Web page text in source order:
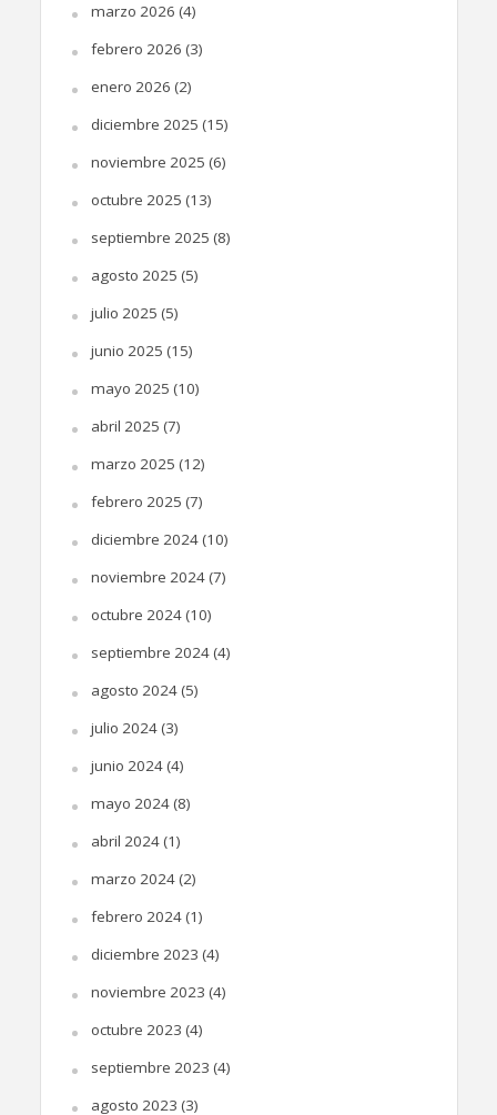
marzo 2026 (4)
febrero 2026 (3)
enero 2026 (2)
diciembre 2025 (15)
noviembre 2025 (6)
octubre 2025 (13)
septiembre 2025 (8)
agosto 2025 (5)
julio 2025 (5)
junio 2025 (15)
mayo 2025 (10)
abril 2025 (7)
marzo 2025 (12)
febrero 2025 (7)
diciembre 2024(10)
noviembre 2024(7)
octubre 2024(10)
septiembre 2024(4)
agosto 2024(5)
julio 2024(3)
junio 2024(4)
mayo 2024(8)
abril 2024(1)
marzo 2024(2)
febrero 2024(1)
diciembre 2023 (4)
noviembre 2023 (4)
octubre 2023 (4)
septiembre 2023 (4)
agosto 2023 (3)